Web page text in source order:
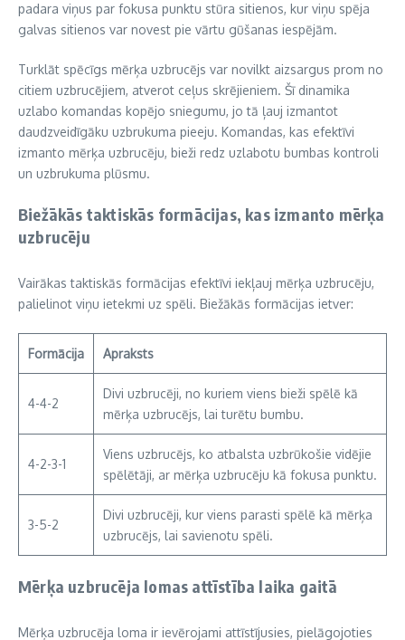
padara viņus par fokusa punktu stūra sitienos, kur viņu spēja
galvas sitienos var novest pie vārtu gūšanas iespējām.
Turklāt spēcīgs mērķa uzbrucējs var novilkt aizsargus prom no
citiem uzbrucējiem, atverot ceļus skrējieniem. Šī dinamika
uzlabo komandas kopējo sniegumu, jo tā ļauj izmantot
daudzveidīgāku uzbrukuma pieeju. Komandas, kas efektīvi
izmanto mērķa uzbrucēju, bieži redz uzlabotu bumbas kontroli
un uzbrukuma plūsmu.
Biežākās taktiskās formācijas, kas izmanto mērķa
uzbrucēju
Vairākas taktiskās formācijas efektīvi iekļauj mērķa uzbrucēju,
palielinot viņu ietekmi uz spēli. Biežākās formācijas ietver:
Formācija Apraksts
4-4-2
Divi uzbrucēji, no kuriem viens bieži spēlē kā
mērķa uzbrucējs, lai turētu bumbu.
4-2-3-1
Viens uzbrucējs, ko atbalsta uzbrūkošie vidējie
spēlētāji, ar mērķa uzbrucēju kā fokusa punktu.
3-5-2
Divi uzbrucēji, kur viens parasti spēlē kā mērķa
uzbrucējs, lai savienotu spēli.
Mērķa uzbrucēja lomas attīstība laika gaitā
Mērķa uzbrucēja loma ir ievērojami attīstījusies, pielāgojoties